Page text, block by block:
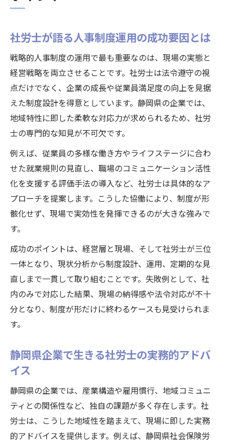
社労士が語る人事制度運用の成功要因とは
戦略的人事制度の運用で最も重要なのは、現場の実態と
経営戦略を両立させることです。社労士は法令遵守の視
点だけでなく、企業の成長や従業員満足度の向上を見据
えた制度設計を得意としています。静岡県の企業では、
地域特性に即した柔軟な対応力が求められるため、社労
士の専門的な知見が不可欠です。
例えば、従業員の多様な働き方やライフステージに合わ
せた就業規則の見直し、職場のコミュニケーション活性
化を支援する評価手法の導入など、社労士は具体的なア
プローチを提案します。こうした協働により、制度が形
骸化せず、現場で実効性を発揮できるのが大きな強みで
す。
成功のポイントは、経営層と現場、そして社労士が三位
一体となり、現状分析から制度設計、運用、定期的な見
直しまで一貫して取り組むことです。失敗例として、社
内のみで対応した結果、現場の納得感や法令対応が不十
分となり、制度が形だけに終わるケースも見受けられま
す。
静岡県企業で生きる社労士の実務的アドバ
イス
静岡県の企業では、産業構造や雇用慣行、地域コミュニ
ティとの関係性など、独自の課題が多く存在します。社
労士は、こうした地域性を踏まえて、現場に即した実務
的アドバイスを提供します。例えば、静岡県社会保険労